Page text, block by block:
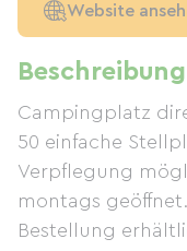
Beschreibung
Campingplatz
50 einfache
Verpflegung
montags
Bestellung
Website